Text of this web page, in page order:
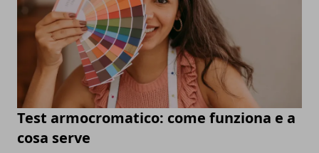
Test armocromatico: come funziona e a
cosa serve